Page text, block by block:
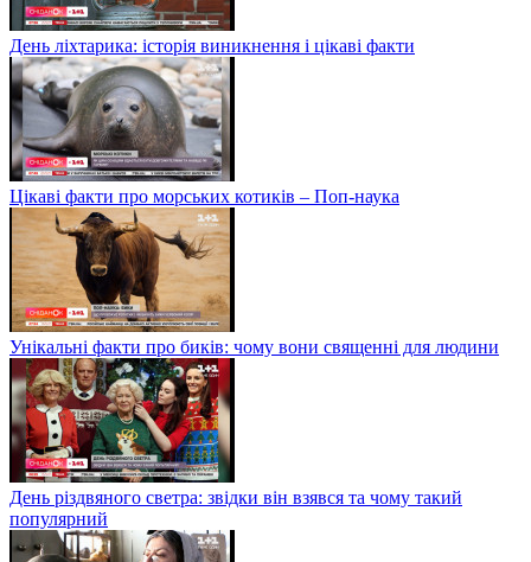
День ліхтарика: історія виникнення і цікаві факти
Цікаві факти про морських котиків – Поп-наука
Унікальні факти про биків: чому вони священні для людини
День різдвяного светра: звідки він взявся та чому такий
популярний